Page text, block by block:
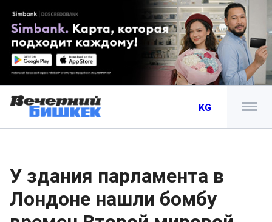
KG
У здания парламента в
Лондоне нашли бомбу